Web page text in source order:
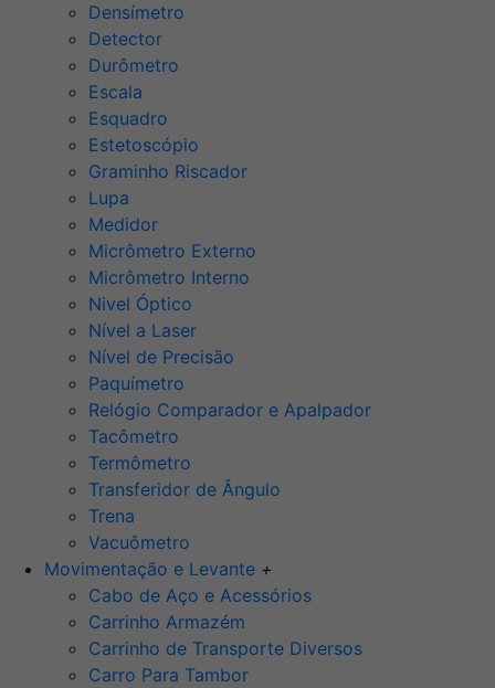
Densímetro
Detector
Durômetro
Escala
Esquadro
Estetoscópio
Graminho Riscador
Lupa
Medidor
Micrômetro Externo
Micrômetro Interno
Nivel Óptico
Nível a Laser
Nível de Precisão
Paquímetro
Relógio Comparador e Apalpador
Tacômetro
Termômetro
Transferidor de Ângulo
Trena
Vacuômetro
Movimentação e Levante +
Cabo de Aço e Acessórios
Carrinho Armazém
Carrinho de Transporte Diversos
Carro Para Tambor